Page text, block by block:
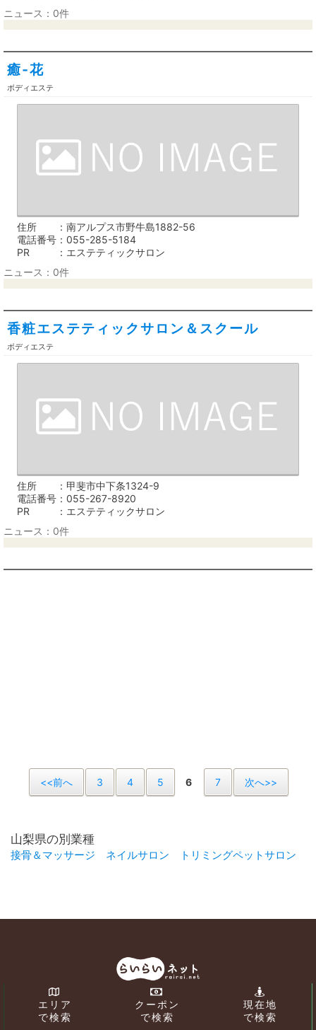
ニュース：0件
癒‐花
ボディエステ
住所
南アルプス市野牛島1882-56
電話番号
055-285-5184
PR
エステティックサロン
ニュース：0件
香粧エステティックサロン＆スクール
ボディエステ
住所
甲斐市中下条1324-9
電話番号
055-267-8920
PR
エステティックサロン
ニュース：0件
<<前へ 3 4 5 6 7 次へ>>
山梨県の別業種
接骨＆マッサージ ネイルサロン トリミングペットサロン
エリア
で検索
クーポン
で検索
現在地
で検索